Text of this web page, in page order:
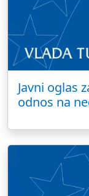
Javni oglas
odnos na